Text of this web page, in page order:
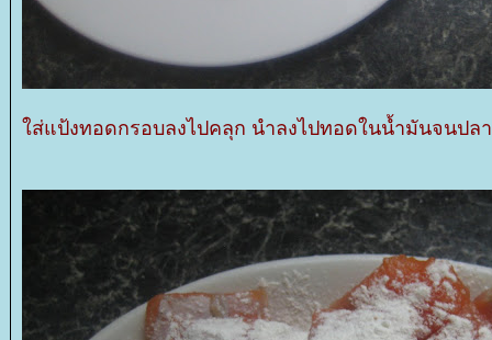
ส่แป้งทอดกรอบลงไปคลุก นำลงไปทอดในน้ำมันจนปล